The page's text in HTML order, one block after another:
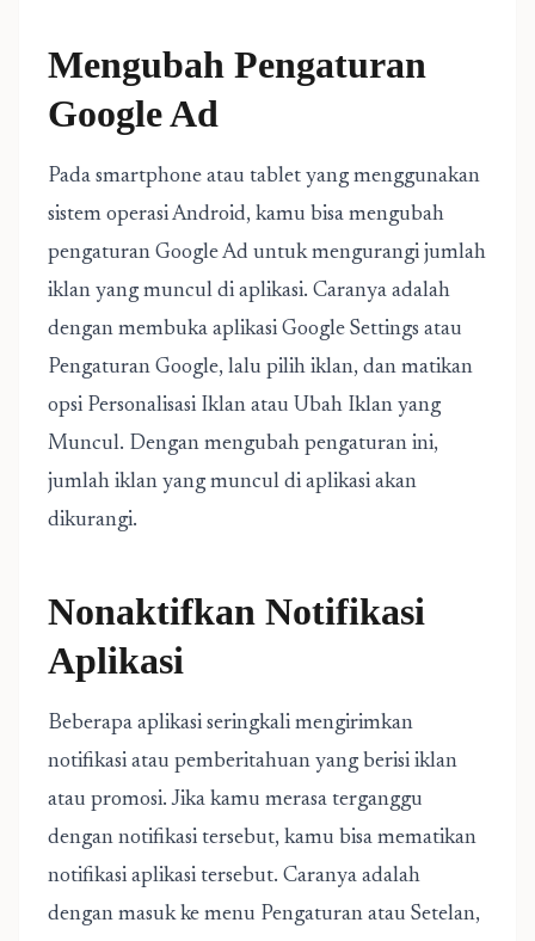
Mengubah Pengaturan
Google Ad
Pada smartphone atau tablet yang menggunakan
sistem operasi Android, kamu bisa mengubah
pengaturan Google Ad untuk mengurangi jumlah
iklan yang muncul di aplikasi. Caranya adalah
dengan membuka aplikasi Google Settings atau
Pengaturan Google, lalu pilih iklan, dan matikan
opsi Personalisasi Iklan atau Ubah Iklan yang
Muncul. Dengan mengubah pengaturan ini,
jumlah iklan yang muncul di aplikasi akan
dikurangi.
Nonaktifkan Notifikasi
Aplikasi
Beberapa aplikasi seringkali mengirimkan
notifikasi atau pemberitahuan yang berisi iklan
atau promosi. Jika kamu merasa terganggu
dengan notifikasi tersebut, kamu bisa mematikan
notifikasi aplikasi tersebut. Caranya adalah
dengan masuk ke menu Pengaturan atau Setelan,